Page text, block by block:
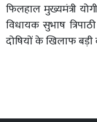
फिलहाल मुख्यमंत्री
विधायक सुभाष
दोषियों के खिलाफ बड़ी